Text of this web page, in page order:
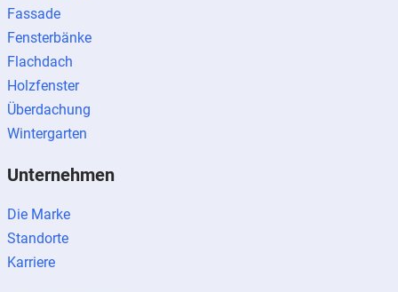
Fassade
Fensterbänke
Flachdach
Holzfenster
Überdachung
Wintergarten
Unternehmen
Die Marke
Standorte
Karriere